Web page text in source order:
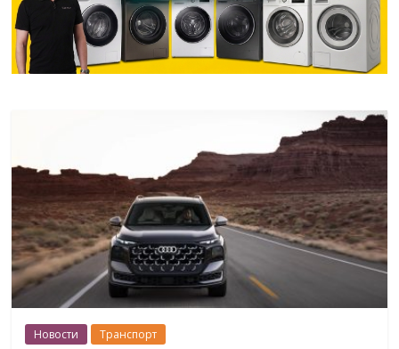
Новости Транспорт